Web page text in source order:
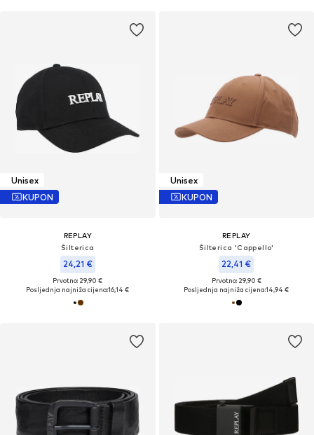
Unisex
KUPON
REPLAY
Šilterica
24,21 €
Prvotno: 29,90 €
Posljednja najniža cijena:16,14 €
Unisex
KUPON
REPLAY
Šilterica 'Cappello'
22,41 €
Prvotno: 29,90 €
Posljednja najniža cijena:14,94 €